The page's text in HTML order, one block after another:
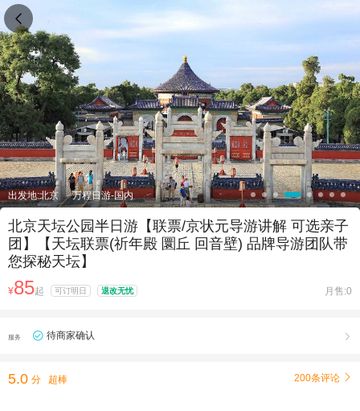
出发地:北京 万程日游-国内
北京天坛公园半日游【联票/京状元导游讲解 可选亲子
团】【天坛联票(祈年殿 圜丘 回音壁) 品牌导游团队带
您探秘天坛】
¥85起 可订明日 退改无忧 月售:0
服务 待商家确认 
5.0 分 超棒 200条评论 
